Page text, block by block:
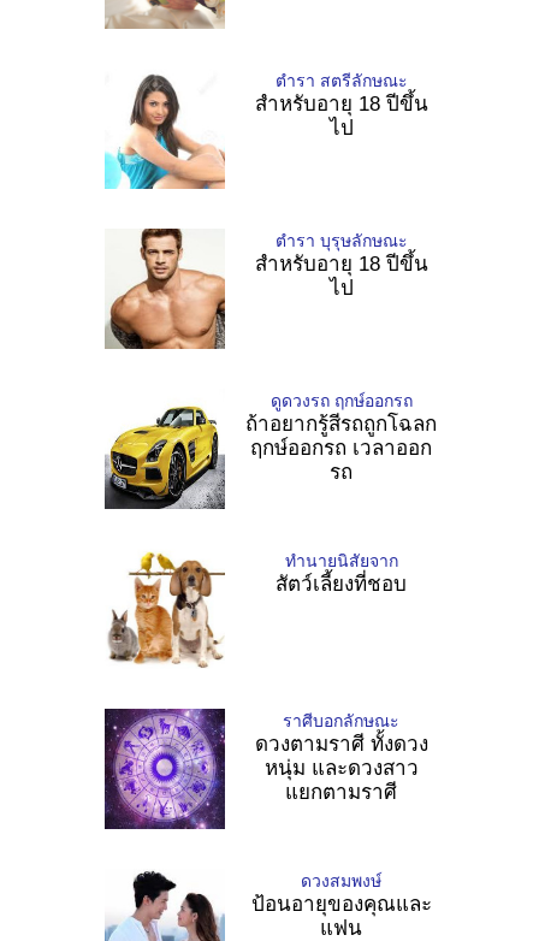
ตำรา สตรีลักษณะ
สำหรับอายุ 18 ปีขึ้น
ไป
ตำรา บุรุษลักษณะ
สำหรับอายุ 18 ปีขึ้น
ไป
ดูดวงรถ ฤกษ์ออกรถ
ถ้าอยากรู้สีรถถูกโฉลก
ฤกษ์ออกรถ เวลาออก
รถ
ทำนายนิสัยจาก
สัตว์เลี้ยงที่ชอบ
ราศีบอกลักษณะ
ดวงตามราศี ทั้งดวง
หนุ่ม และดวงสาว
แยกตามราศี
ดวงสมพงษ์
ป้อนอายุของคุณและ
แฟน